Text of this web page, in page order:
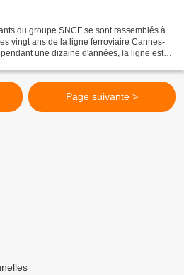
du groupe SNCF se sont rassemblés à
vingt ans de la ligne ferroviaire Cannes-
une dizaine d'années, la ligne est
Page suivante >